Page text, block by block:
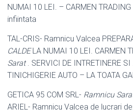
NUMAI 10 LEI. – CARMEN TRADING
infiintata
TAL-CRIS- Ramnicu Valcea
CALDELA NUMAI 10 LEI. CARMEN
Sarat. SERVICI DE INTRETINERE SI
TINICHIGERIE AUTO – LA TOATA
GETICA 95 COM SRL- Ramnicu
ARIEL- Ramnicu Valcea de lucrari